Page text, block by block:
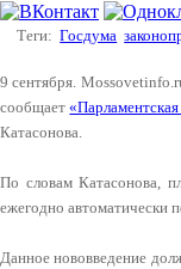
Теги: Госдума
9 сентября.
сообщает«Парламентская
Катасонова.
По словам Катасонова,
ежегодно автоматически
Данное нововведение